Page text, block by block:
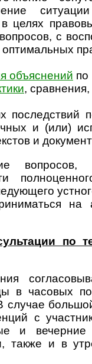
в целях
с
оптимальных
объяснений по
,
последствий
и (или)
и
вопросов,
на
по
в часовых
случае
с
и
также и в